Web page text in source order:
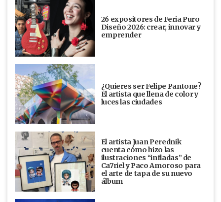
26 expositores de Feria Puro
Diseño 2026: crear, innovar y
emprender
¿Quieres ser Felipe Pantone?
El artista que llena de color y
luces las ciudades
El artista Juan Perednik
cuenta cómo hizo las
ilustraciones “infladas” de
Ca7riel y Paco Amoroso para
el arte de tapa de su nuevo
álbum